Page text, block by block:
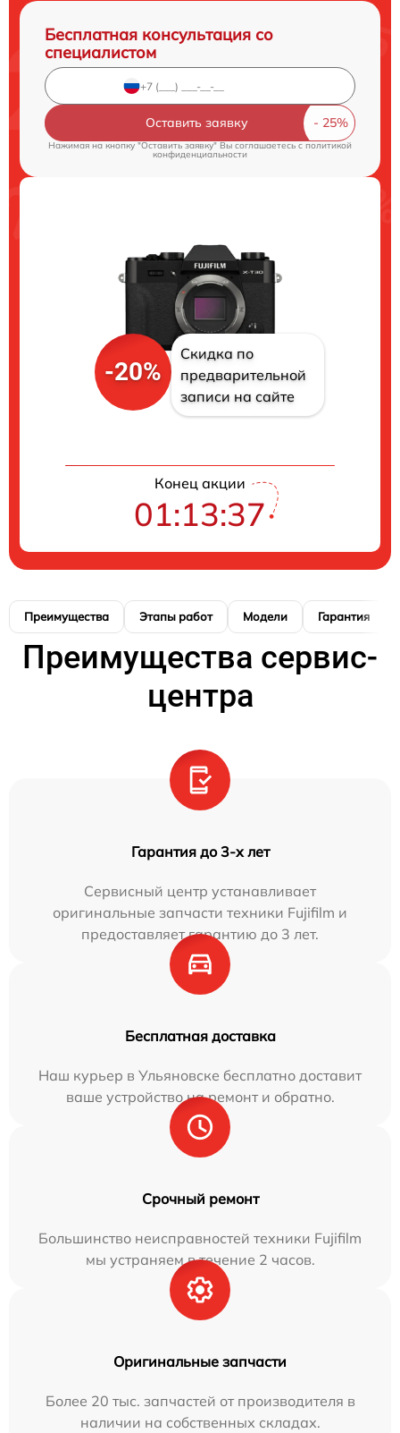
Бесплатная консультация со
специалистом
Оставить заявку
Нажимая на кнопку "Оставить заявку" Вы соглашаетесь c политикой
конфиденциальности
-20%
Скидка по
предварительной
записи на сайте
Конец акции
01:13:36
Преимущества Этапы работ Модели Гарантия
Преимущества сервис-
центра
Гарантия до 3-х лет
Сервисный центр устанавливает
оригинальные запчасти техники Fujifilm и
предоставляет гарантию до 3 лет.
Бесплатная доставка
Наш курьер в Ульяновске бесплатно доставит
ваше устройство на ремонт и обратно.
Срочный ремонт
Большинство неисправностей техники Fujifilm
мы устраняем в течение 2 часов.
Оригинальные запчасти
Более 20 тыс. запчастей от производителя в
наличии на собственных складах.